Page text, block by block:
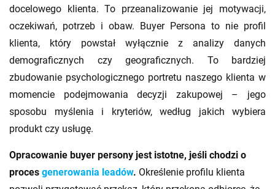
docelowego klienta. To przeanalizowanie jej motywacji,
oczekiwań, potrzeb i obaw. Buyer Persona to nie profil
klienta, który powstał wyłącznie z analizy danych
demograficznych czy geograficznych. To bardziej
zbudowanie psychologicznego portretu naszego klienta w
momencie podejmowania decyzji zakupowej – jego
sposobu myślenia i kryteriów, według jakich wybiera
produkt czy usługę.
Opracowanie buyer persony jest istotne, jeśli chodzi o
proces generowania leadów. Określenie profilu klienta